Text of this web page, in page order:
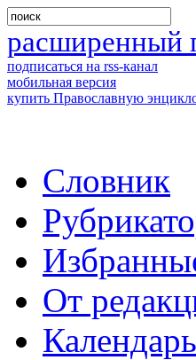
расширенный
подписаться на rss-канал
мобильная версия
купить Православную
Словник
От
Календарь